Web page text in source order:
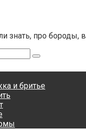
знать, про бороды,
и бритье